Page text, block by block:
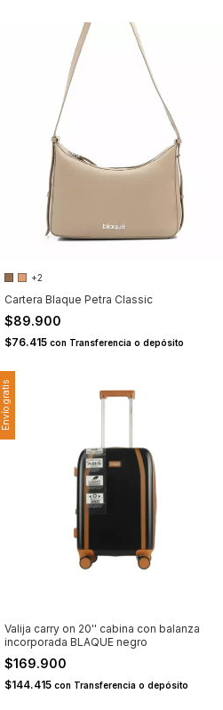
+2
Cartera Blaque Petra Classic
$89.900
$76.415 con Transferencia o depósito
Envío gratis
Valija carry on 20'' cabina con balanza
incorporada BLAQUE negro
$169.900
$144.415 con Transferencia o depósito